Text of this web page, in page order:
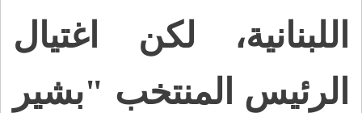
اللبنانية، لكن اغتيال
الرئيس المنتخب "بشير